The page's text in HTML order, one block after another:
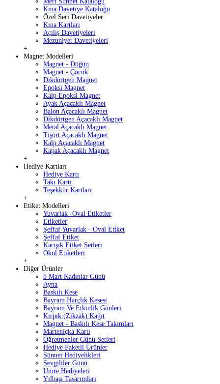
Kına Davetiye Kataloğu
Özel Seri Davetiyeler
Kına Kartları
Açılış Davetiyeleri
Mezuniyet Davetiyeleri
+
Magnet Modelleri
Magnet - Düğün
Magnet - Çocuk
Dikdörtgen Magnet
Epoksi Magnet
Kalp Epoksi Magnet
Ayak Açacaklı Magnet
Balon Açacaklı Magnet
Dikdörtgen Açacaklı Magnet
Metal Açacaklı Magnet
Tişört Açacaklı Magnet
Kalp Açacaklı Magnet
Kapak Açacaklı Magnet
+
Hediye Kartları
Hediye Kartı
Takı Kartı
Teşekkür Kartları
+
Etiket Modelleri
Yuvarlak -Oval Etiketler
Etiketler
Şeffaf Yuvarlak - Oval Etiket
Şeffaf Etiket
Karışık Etiket Setleri
Okul Etiketleri
+
Diğer Ürünler
8 Mart Kadınlar Günü
Ayna
Baskılı Kese
Bayram Harçlık Kesesi
Bayram Ve Etkinlik Günleri
Kırpık (Zikzak) Kağıt
Magnet - Baskılı Kese Takımları
Marteniçka Kartı
Öğretmenler Günü Setleri
Hediye Paketli Ürünler
Sünnet Hediyelikleri
Sevgililer Günü
Umre Hediyeleri
Yılbaşı Tasarımları